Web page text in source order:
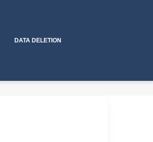
DATA DELETION